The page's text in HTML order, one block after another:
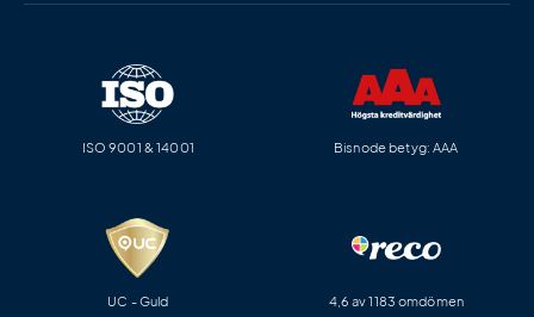
ISO 9001 & 14001 Bisnode betyg: AAA
UC - Guld 4,6 av 1183 omdömen